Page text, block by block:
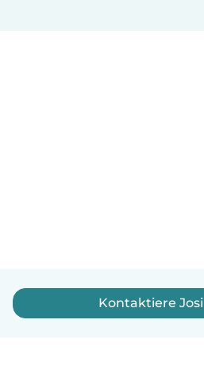
Kontaktiere Josi